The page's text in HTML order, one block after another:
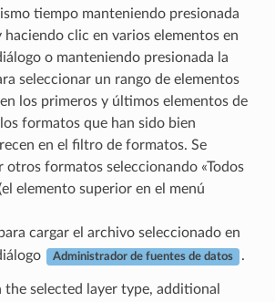
tiempo manteniendo presionada
haciendo clic en varios elementos en
o manteniendo presionada la
seleccionar un rango de elementos
los primeros y últimos elementos de
los formatos que han sido bien
en el filtro de formatos. Se
otros formatos seleccionando «Todos
elemento superior en el menú
cargar el archivo seleccionado en
Administrador de fuentes de datos .
the selected layer type, additional